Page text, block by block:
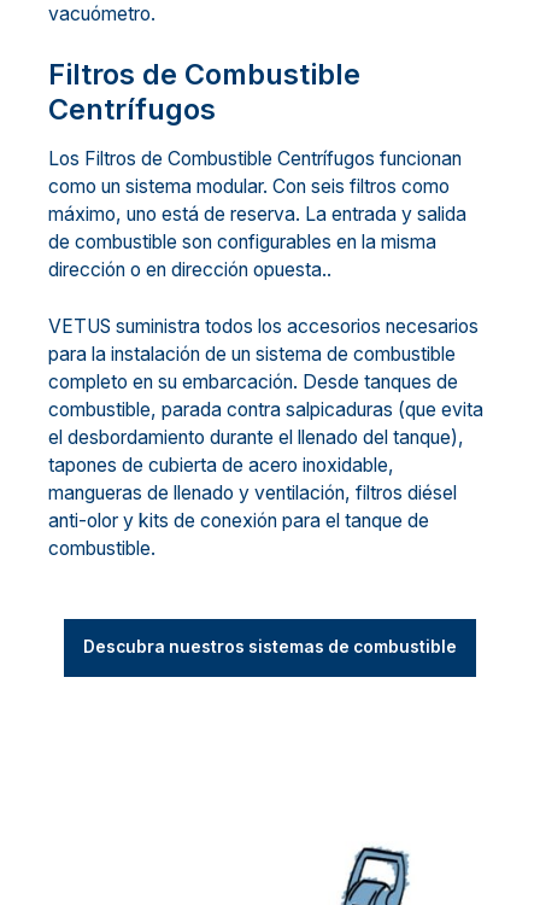
vacuómetro.
Filtros de Combustible
Centrífugos
Los Filtros de Combustible Centrífugos funcionan
como un sistema modular. Con seis filtros como
máximo, uno está de reserva. La entrada y salida
de combustible son configurables en la misma
dirección o en dirección opuesta..
VETUS suministra todos los accesorios necesarios
para la instalación de un sistema de combustible
completo en su embarcación. Desde tanques de
combustible, parada contra salpicaduras (que evita
el desbordamiento durante el llenado del tanque),
tapones de cubierta de acero inoxidable,
mangueras de llenado y ventilación, filtros diésel
anti-olor y kits de conexión para el tanque de
combustible.
Descubra nuestros sistemas de combustible